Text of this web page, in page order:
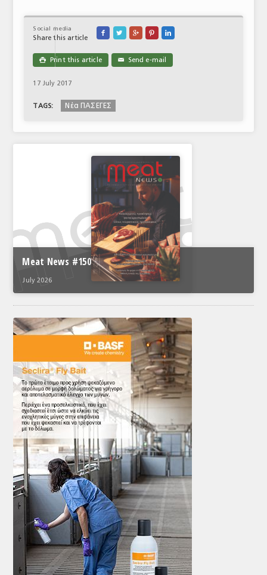
Social media
Share this article
    
 Print this article ✉ Send e-mail
17 July 2017
TAGS: Νέα ΠΑΣΕΓΕΣ
Meat News #150
July 2026